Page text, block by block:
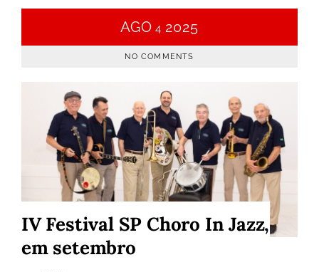
AGO 4 2025
NO COMMENTS
IV Festival SP Choro In Jazz,
em setembro